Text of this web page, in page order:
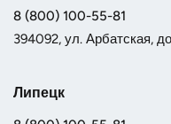
8 (800) 100-55-81
394092, ул. Арбатская,
Липецк